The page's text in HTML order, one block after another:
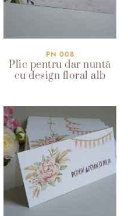
PN 008
Plic pentru dar nuntă
cu design floral alb